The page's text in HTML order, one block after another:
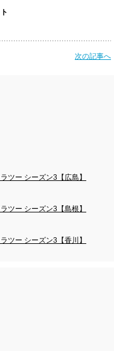
次の記事へ
ツー シーズン3【広島】
ツー シーズン3【島根】
ツー シーズン3【香川】